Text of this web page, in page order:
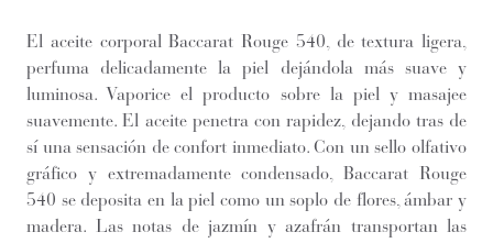
El aceite corporal Baccarat Rouge 540, de textura ligera,
perfuma delicadamente la piel dejándola más suave y
luminosa. Vaporice el producto sobre la piel y masajee
suavemente. El aceite penetra con rapidez, dejando tras de
sí una sensación de confort inmediato. Con un sello olfativo
gráfico y extremadamente condensado, Baccarat Rouge
540 se deposita en la piel como un soplo de flores, ámbar y
madera. Las notas de jazmín y azafrán transportan las